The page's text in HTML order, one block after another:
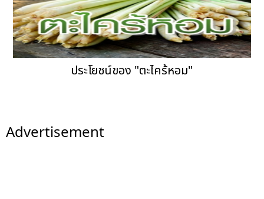
ประโยชน์ของ "ตะไคร้หอม"
Advertisement